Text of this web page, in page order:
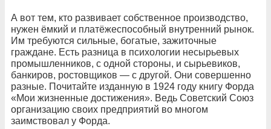
А вот тем, кто развивает собственное производство,
нужен ёмкий и платёжеспособный внутренний рынок.
Им требуются сильные, богатые, зажиточные
граждане. Есть разница в психологии несырьевых
промышленников, с одной стороны, и сырьевиков,
банкиров, ростовщиков — с другой. Они совершенно
разные. Почитайте изданную в 1924 году книгу Форда
«Мои жизненные достижения». Ведь Советский Союз
организацию своих предприятий во многом
заимствовал у Форда.